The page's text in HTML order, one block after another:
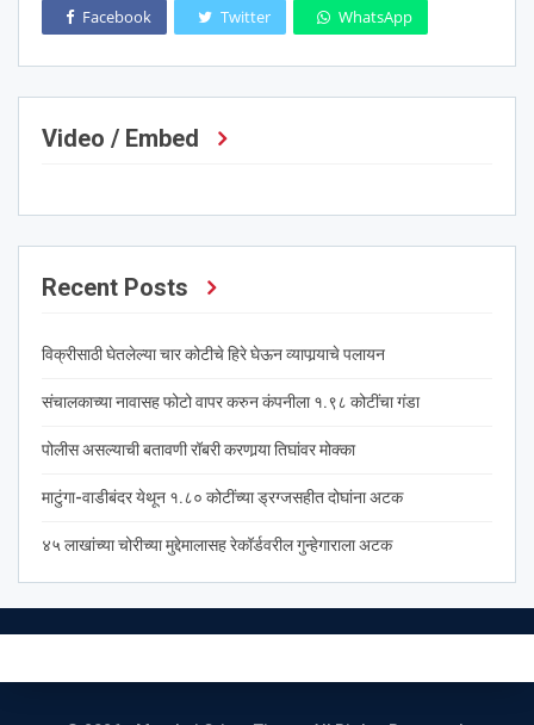
Facebook Twitter WhatsApp
Video / Embed
Recent Posts
विक्रीसाठी घेतलेल्या चार कोटीचे हिरे घेऊन व्यापार्‍याचे पलायन
संचालकाच्या नावासह फोटो वापर करुन कंपनीला १.९८ कोटींचा गंडा
पोलीस असल्याची बतावणी रॉबरी करणार्‍या तिघांवर मोक्का
माटुंगा-वाडीबंदर येथून १.८० कोटींच्या ड्रग्जसहीत दोघांना अटक
४५ लाखांच्या चोरीच्या मुद्देमालासह रेकॉर्डवरील गुन्हेगाराला अटक